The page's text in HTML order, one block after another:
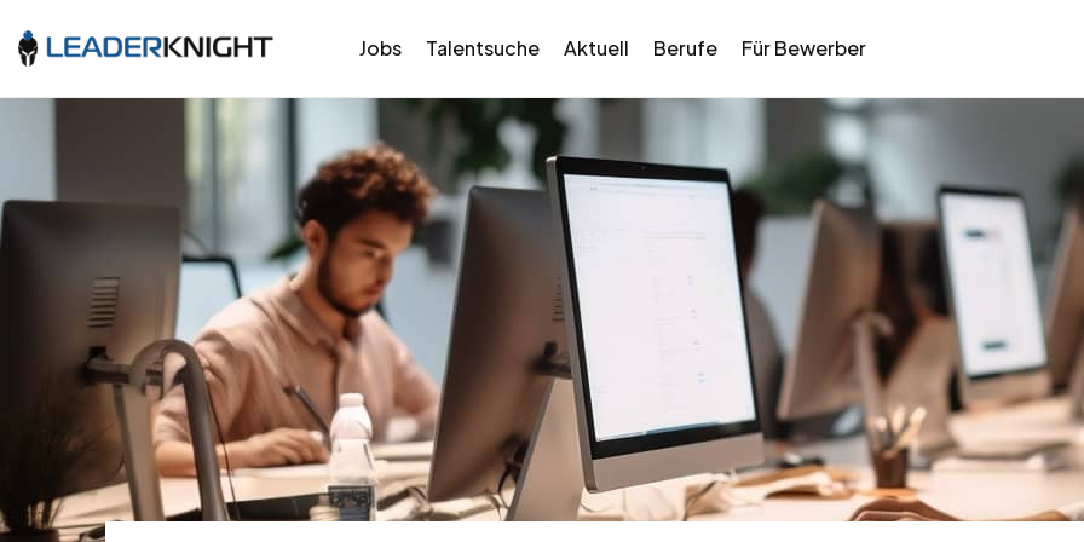
Jobs Talentsuche Aktuell Berufe Für Bewerber